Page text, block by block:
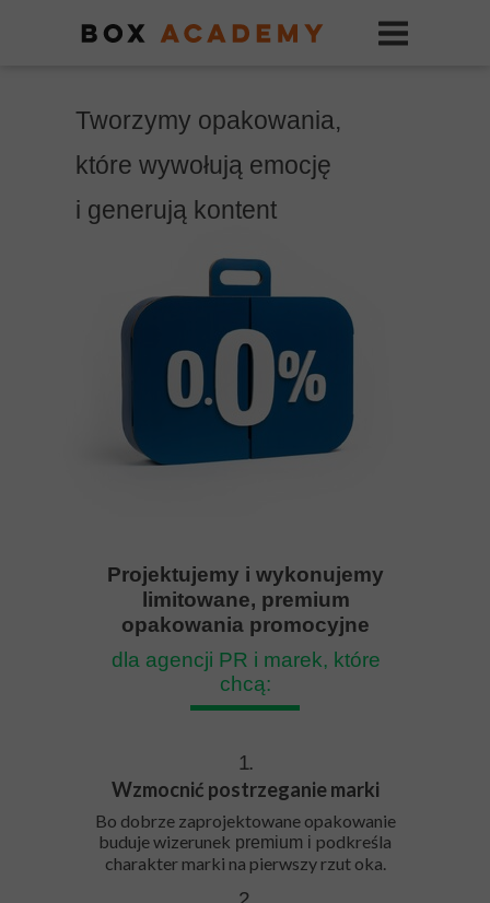
Tworzymy opakowania,
które wywołują emocję
i generują kontent
Bo dobrze zaprojektowane opakowanie
buduje wizerunek premium i podkreśla
charakter marki na pierwszy rzut oka.
Projektujemy i wykonujemy
limitowane, premium
opakowania promocyjne
dla agencji PR i marek, które
chcą:
Wzmocnić postrzeganie marki
1.